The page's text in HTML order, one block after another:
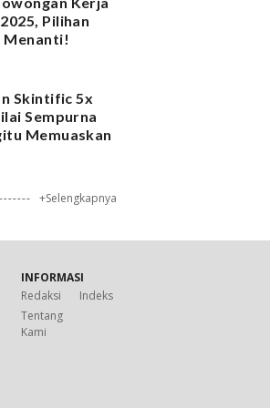
Pilihan
Menanti!
Skintific 5x
Sempurna
Memuaskan
+Selengkapnya
INFORMASI
Redaksi
Indeks
Tentang
Kami